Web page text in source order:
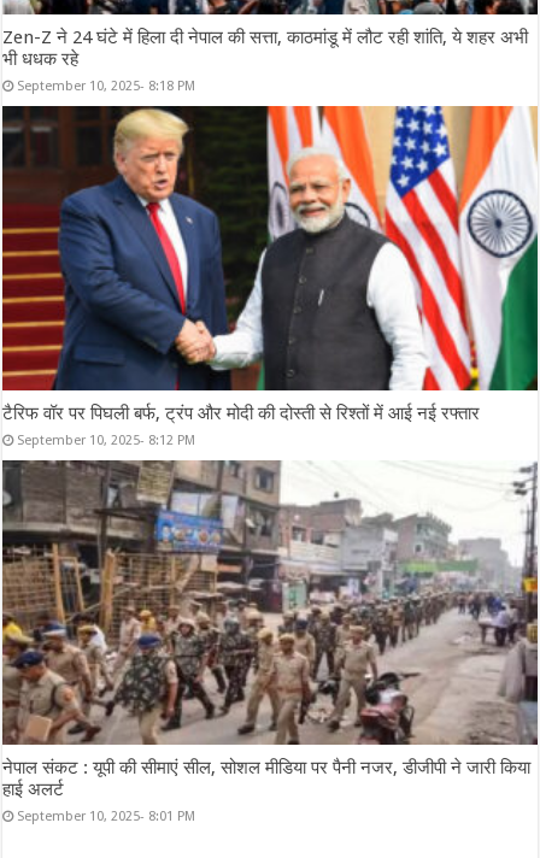
Zen-Z ने 24 घंटे में हिला दी नेपाल की सत्ता, काठमांडू में लौट रही शांति, ये शहर अभी
भी धधक रहे
September 10, 2025- 8:18 PM
टैरिफ वॉर पर पिघली बर्फ, ट्रंप और मोदी की दोस्ती से रिश्तों में आई नई रफ्तार
September 10, 2025- 8:12 PM
नेपाल संकट : यूपी की सीमाएं सील, सोशल मीडिया पर पैनी नजर, डीजीपी ने जारी किया
हाई अलर्ट
September 10, 2025- 8:01 PM